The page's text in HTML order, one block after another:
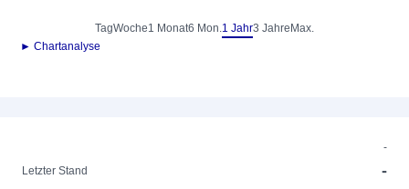
TagWoche1 Monat6 Mon.1 Jahr3 Jahre Max.
► Chartanalyse
-
Letzter Stand
-